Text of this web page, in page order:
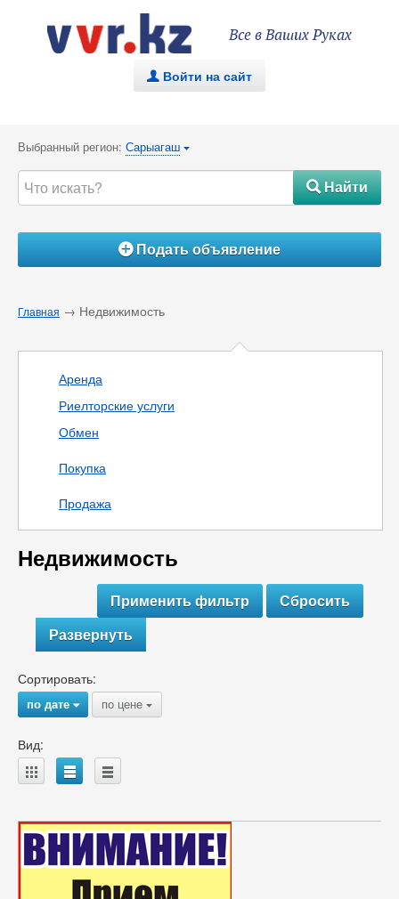
Все в Ваших Руках
. Войти на сайт
Выбранный регион: Сарыагаш {
#Найти
ÁПодать объявление
Главная → Недвижимость
Аренда
Риелторские услуги
Обмен
Покупка
Продажа
Недвижимость
Развернуть
Сортировать:
по дате{ по цене {
Вид:
A B C